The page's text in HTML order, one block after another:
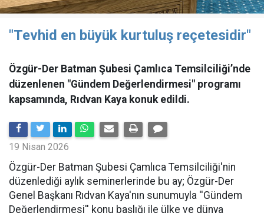
"Tevhid en büyük kurtuluş reçetesidir"
Özgür-Der Batman Şubesi Çamlıca Temsilciliği’nde
düzenlenen "Gündem Değerlendirmesi" programı
kapsamında, Rıdvan Kaya konuk edildi.
19 Nisan 2026
​Özgür-Der Batman Şubesi Çamlıca Temsilciliği'nin
düzenlediği aylık seminerlerinde bu ay; Özgür-Der
Genel Başkanı Rıdvan Kaya'nın sunumuyla ''Gündem
Değerlendirmesi'' konu başlığı ile ülke ve dünya